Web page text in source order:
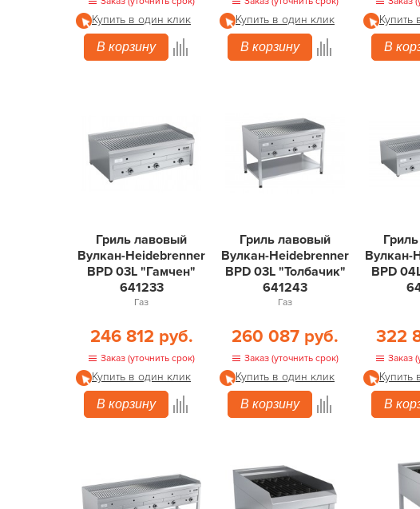
Купить в один клик
В корзину
Купить в один клик
В корзину
Купить
В
Гриль лавовый
Вулкан-Heidebrenner
BPD 03L "Гамчен"
641233
Газ
246 812 руб.
Заказ (уточнить срок)
Купить в один клик
В корзину
Гриль лавовый
Вулкан-Heidebrenner
BPD 03L "Толбачик"
641243
Газ
260 087 руб.
Заказ (уточнить срок)
Купить в один клик
В корзину
Вулкан-
BPD
322
Заказ
Купить
В